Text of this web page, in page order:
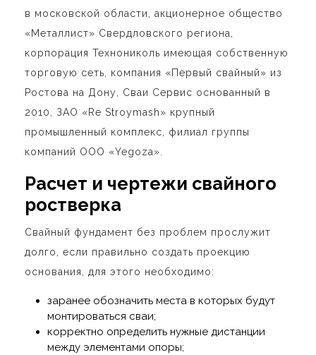
в московской области, акционерное общество
«Металлист» Свердловского региона,
корпорация Технониколь имеющая собственную
торговую сеть, компания «Первый свайный» из
Ростова на Дону, Сваи Сервис основанный в
2010, ЗАО «Re Stroymash» крупный
промышленный комплекс, филиал группы
компаний ООО «Yegoza».
Расчет и чертежи свайного
ростверка
Свайный фундамент без проблем прослужит
долго, если правильно создать проекцию
основания, для этого необходимо:
заранее обозначить места в которых будут
монтироваться сваи;
корректно определить нужные дистанции
между элементами опоры;